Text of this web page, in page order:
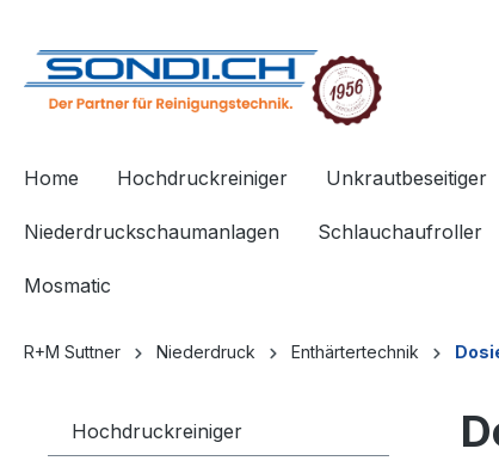
Home Hochdruckreiniger Unkrautbeseitiger
Niederdruckschaumanlagen Schlauchaufroller
Mosmatic
R+M Suttner Niederdruck Enthärtertechnik
Hochdruckreiniger